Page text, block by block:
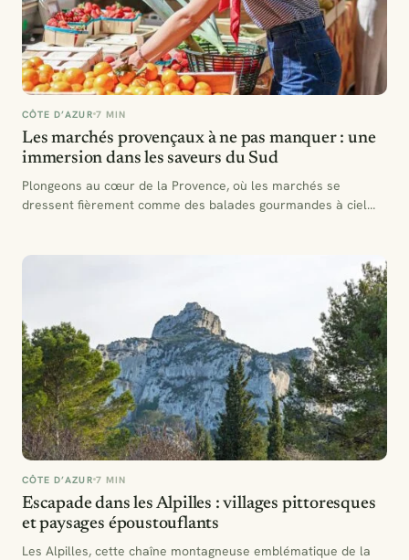
CÔTE D’AZUR 7 MIN
Les marchés provençaux à ne pas manquer : une
immersion dans les saveurs du Sud
Plongeons au cœur de la Provence, où les marchés se
dressent fièrement comme des balades gourmandes à ciel…
CÔTE D’AZUR 7 MIN
Escapade dans les Alpilles : villages pittoresques
et paysages époustouflants
Les Alpilles, cette chaîne montagneuse emblématique de la